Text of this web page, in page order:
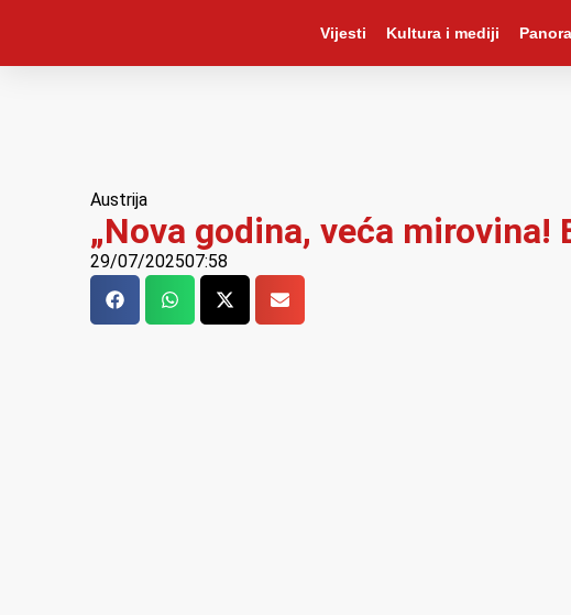
Vijesti Kultura i mediji
Austrija
„Nova godina, veća
29/07/202507:58